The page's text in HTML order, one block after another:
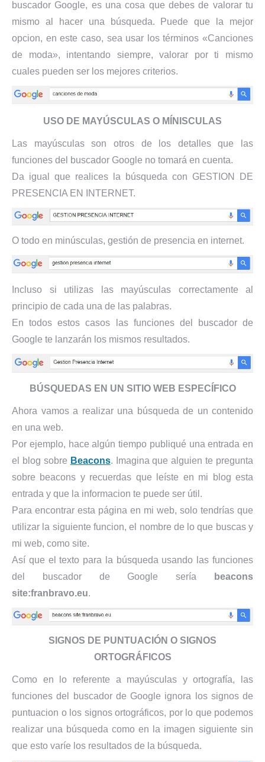
buscador Google, es una cosa que debes de valorar tu
mismo al hacer una búsqueda. Puede que la mejor
opcion, en este caso, sea usar los términos «Canciones
de moda», intentando siempre, valorar por ti mismo
cuales pueden ser los mejores criterios.
USO DE MAYÚSCULAS O MÍNISCULAS
Las mayúsculas son otros de los detalles que las
funciones del buscador Google no tomará en cuenta.
Da igual que realices la búsqueda con GESTION DE
PRESENCIA EN INTERNET.
O todo en minúsculas, gestión de presencia en internet.
Incluso si utilizas las mayúsculas correctamente al
principio de cada una de las palabras.
En todos estos casos las funciones del buscador de
Google te lanzarán los mismos resultados.
BÚSQUEDAS EN UN SITIO WEB ESPECÍFICO
Ahora vamos a realizar una búsqueda de un contenido
en una web.
Por ejemplo, hace algún tiempo publiqué una entrada en
el blog sobre Beacons. Imagina que alguien te pregunta
sobre beacons y recuerdas que leíste en mi blog esta
entrada y que la informacion te puede ser útil.
Para encontrar esta página en mi web, solo tendrías que
utilizar la siguiente funcion, el nombre de lo que buscas y
mi web, como site.
Así que el texto para la búsqueda usando las funciones
del buscador de Google sería
beacons
site:franbravo.eu.
SIGNOS DE PUNTUACIÓN O SIGNOS
ORTOGRÁFICOS
Como en lo referente a mayúsculas y ortografía, las
funciones del buscador de Google ignora los signos de
puntuacion o los signos ortográficos, por lo que podemos
realizar una búsqueda como en la imagen siguiente sin
que esto varíe los resultados de la búsqueda.